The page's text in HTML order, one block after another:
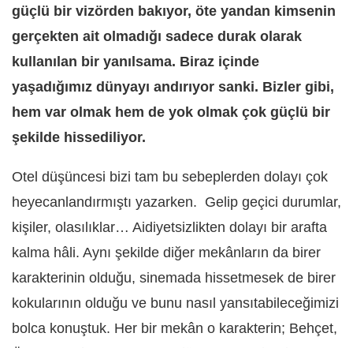
güçlü bir vizörden bakıyor, öte yandan kimsenin
gerçekten ait olmadığı sadece durak olarak
kullanılan bir yanılsama. Biraz içinde
yaşadığımız dünyayı andırıyor sanki. Bizler gibi,
hem var olmak hem de yok olmak çok güçlü bir
şekilde hissediliyor.
Otel düşüncesi bizi tam bu sebeplerden dolayı çok
heyecanlandırmıştı yazarken. Gelip geçici durumlar,
kişiler, olasılıklar… Aidiyetsizlikten dolayı bir arafta
kalma hâli. Aynı şekilde diğer mekânların da birer
karakterinin olduğu, sinemada hissetmesek de birer
kokularının olduğu ve bunu nasıl yansıtabileceğimizi
bolca konuştuk. Her bir mekân o karakterin; Behçet,